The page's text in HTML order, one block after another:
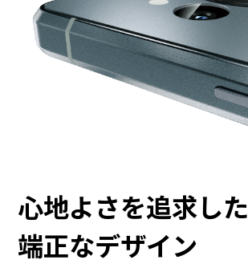
心地よさを追求した
端正なデザイン